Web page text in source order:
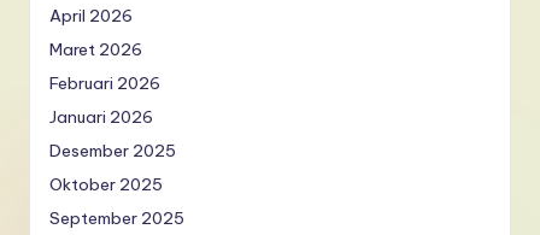
April 2026
Maret 2026
Februari 2026
Januari 2026
Desember 2025
Oktober 2025
September 2025